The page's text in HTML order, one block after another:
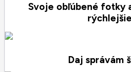
Svoje obľúbené fotky
Daj správám